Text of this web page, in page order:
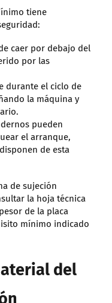
tiene
caer por debajo del
por las
durante el ciclo de
la máquina y
pueden
el arranque,
de esta
de sujeción
la hoja técnica
de la placa
mínimo indicado
del